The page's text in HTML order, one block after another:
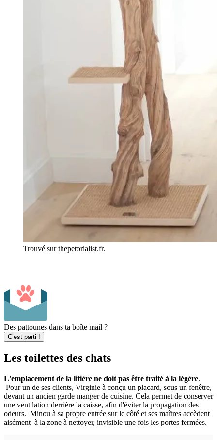
Trouvé sur thepetorialist.fr.
Des pattounes dans ta boîte mail ?
C’est parti !
Les toilettes des chats
L'emplacement de la litière ne doit pas être traité à la légère.
Pour un de ses clients, Virginie à conçu un placard, sous un fenêtre,
devant un ancien garde manger de cuisine. Cela permet de conserver
une ventilation derrière la caisse, afin d'éviter la propagation des
odeurs. Minou à sa propre entrée sur le côté et ses maîtres accèdent
aisément à la zone à nettoyer, invisible une fois les portes fermées.